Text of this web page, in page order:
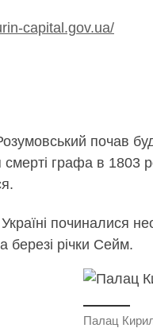
capital.gov.ua/
почав
смерті графа в
Україні починалися
березі річки Сейм.
Палац